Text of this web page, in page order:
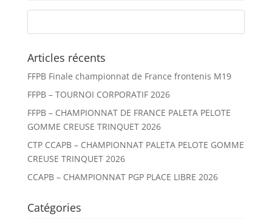
Articles récents
FFPB Finale championnat de France frontenis M19
FFPB – TOURNOI CORPORATIF 2026
FFPB – CHAMPIONNAT DE FRANCE PALETA PELOTE
GOMME CREUSE TRINQUET 2026
CTP CCAPB – CHAMPIONNAT PALETA PELOTE GOMME
CREUSE TRINQUET 2026
CCAPB – CHAMPIONNAT PGP PLACE LIBRE 2026
Catégories